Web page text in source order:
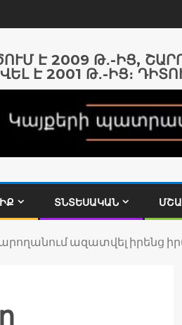
Է 2009 Թ․-ԻՑ,
Է 2001 Թ․-ԻՑ։
ՏՆՏԵՍԱԿԱՆ
ազատվել իրենց